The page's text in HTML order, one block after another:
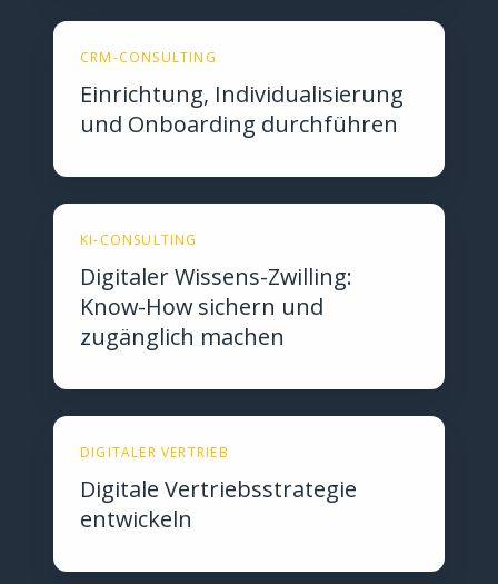
CRM-CONSULTING
Einrichtung, Individualisierung
und Onboarding durchführen
KI-CONSULTING
Digitaler Wissens-Zwilling:
Know-How sichern und
zugänglich machen
DIGITALER VERTRIEB
Digitale Vertriebsstrategie
entwickeln